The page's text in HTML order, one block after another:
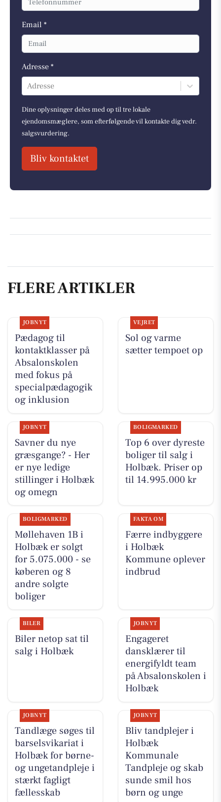
Email *
Adresse *
Adresse
Dine oplysninger deles med op til tre lokale
ejendomsmæglere, som efterfølgende vil kontakte dig vedr.
salgsvurdering.
Bliv kontaktet
FLERE ARTIKLER
JOBNYT
Pædagog til
kontaktklasser på
Absalonskolen
med fokus på
specialpædagogik
og inklusion
VEJRET
Sol og varme
sætter tempoet op
JOBNYT
Savner du nye
græsgange? - Her
er nye ledige
stillinger i Holbæk
og omegn
BOLIGMARKED
Top 6 over dyreste
boliger til salg i
Holbæk. Priser op
til 14.995.000 kr
BOLIGMARKED
Møllehaven 1B i
Holbæk er solgt
for 5.075.000 - se
køberen og 8
andre solgte
boliger
FAKTA OM
Færre indbyggere
i Holbæk
Kommune oplever
indbrud
BILER
Biler netop sat til
salg i Holbæk
JOBNYT
Engageret
dansklærer til
energifyldt team
på Absalonskolen i
Holbæk
JOBNYT
Tandlæge søges til
barselsvikariat i
Holbæk for børne-
og ungetandpleje i
stærkt fagligt
fællesskab
JOBNYT
Bliv tandplejer i
Holbæk
Kommunale
Tandpleje og skab
sunde smil hos
børn og unge